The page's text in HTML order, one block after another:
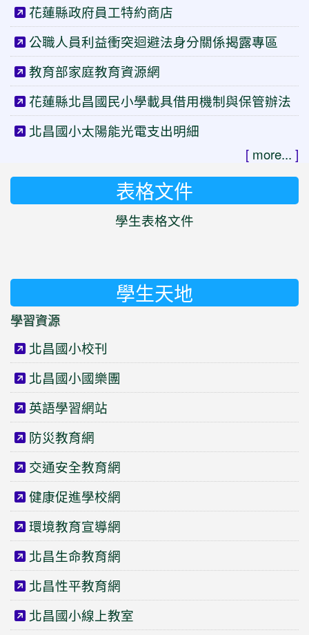
花蓮縣政府員工特約商店
公職人員利益衝突迴避法身分關係揭露專區
教育部家庭教育資源網
花蓮縣北昌國民小學載具借用機制與保管辦法
北昌國小太陽能光電支出明細
[ more... ]
表格文件
學生表格文件
學生天地
學習資源
北昌國小校刊
北昌國小國樂團
英語學習網站
防災教育網
交通安全教育網
健康促進學校網
環境教育宣導網
北昌生命教育網
北昌性平教育網
北昌國小線上教室